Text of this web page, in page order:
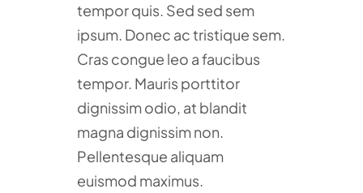
tempor quis. Sed sed sem
ipsum. Donec ac tristique sem.
Cras congue leo a faucibus
tempor. Mauris porttitor
dignissim odio, at blandit
magna dignissim non.
Pellentesque aliquam
euismod maximus.